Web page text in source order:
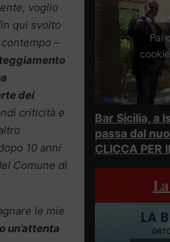
voglio
qui svolto
–
dei
criticità e
10 anni
Comune di
le mie
un’attenta
Fai
Bar Sicilia, a
passa dal
CLICCA PER